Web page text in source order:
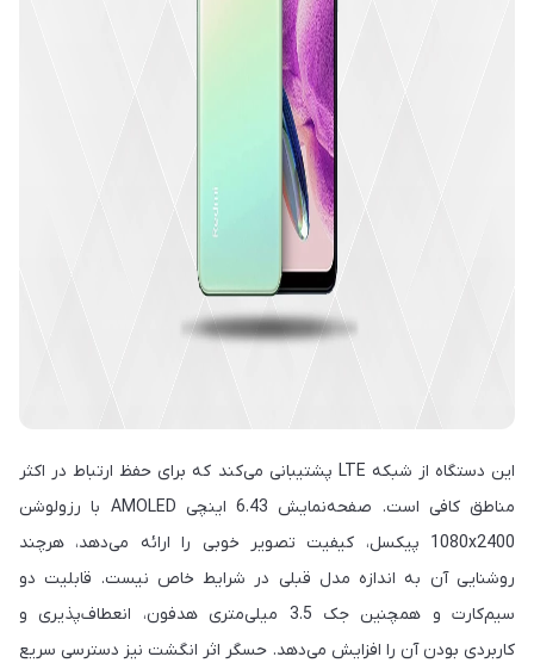
این دستگاه از شبکه LTE پشتیبانی می‌کند که برای حفظ ارتباط در اکثر
مناطق کافی است. صفحه‌نمایش 6.43 اینچی AMOLED با رزولوشن
1080x2400 پیکسل، کیفیت تصویر خوبی را ارائه می‌دهد، هرچند
روشنایی آن به اندازه مدل قبلی در شرایط خاص نیست. قابلیت دو
سیم‌کارت و همچنین جک 3.5 میلی‌متری هدفون، انعطاف‌پذیری و
کاربردی بودن آن را افزایش می‌دهد. حسگر اثر انگشت نیز دسترسی سریع